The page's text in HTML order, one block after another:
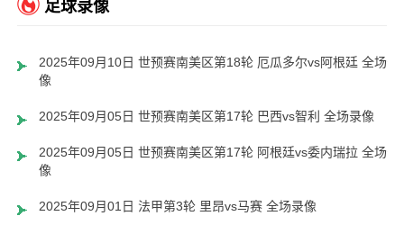
足球录像
2025年09月10日 世预赛南美区第18轮 厄瓜多尔vs阿根廷 全场录
像
2025年09月05日 世预赛南美区第17轮 巴西vs智利 全场录像
2025年09月05日 世预赛南美区第17轮 阿根廷vs委内瑞拉 全场录
像
2025年09月01日 法甲第3轮 里昂vs马赛 全场录像